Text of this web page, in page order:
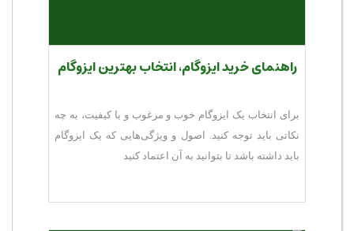
راهنمای خرید ایزوگام، انتخاب بهترین ایزوگام
برای انتخاب یک ایزوگام خوب و مرغوب و با کیفیت، به چه
نکاتی باید توجه کنید. اصول و ویژگی‌هایی که یک ایزوگام
باید داشته باشد تا بتوانید به آن اعتماد کنید